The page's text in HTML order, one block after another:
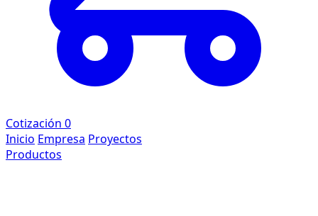
Cotización 0
Inicio Empresa Proyectos
Productos